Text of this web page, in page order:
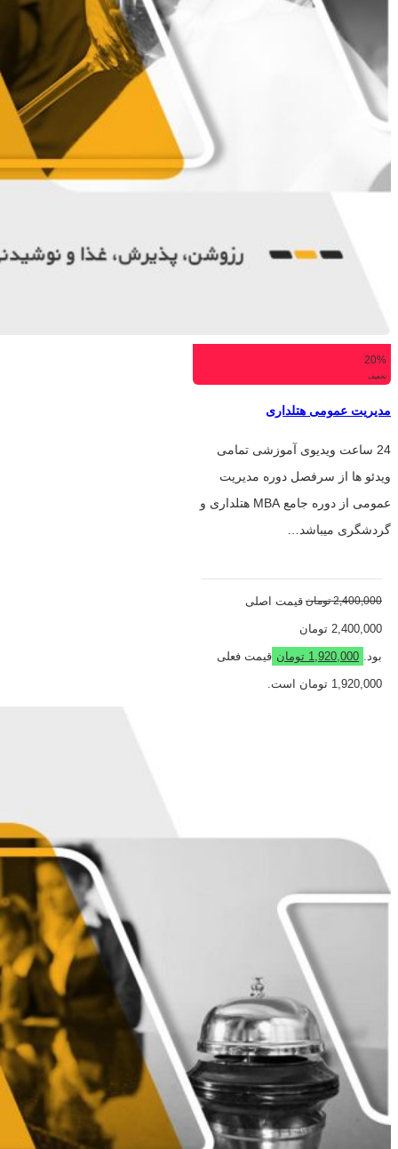
20%
تخفیف
مدیریت عمومی هتلداری
24 ساعت ویدیوی آموزشی تمامی
ویدئو ها از سرفصل دوره مدیریت
عمومی از دوره جامع MBA هتلداری و
گردشگری میباشد…
2,400,000 تومان قیمت اصلی
2,400,000 تومان
بود. 1,920,000 تومان قیمت فعلی
1,920,000 تومان است.